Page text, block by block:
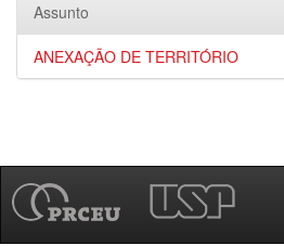
Assunto
ANEXAÇÃO DE TERRITÓRIO